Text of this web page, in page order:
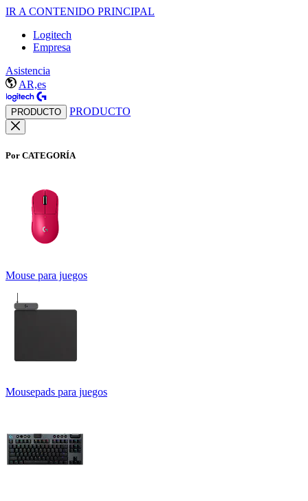
IR A CONTENIDO PRINCIPAL
Logitech
Empresa
Asistencia
AR,es
PRODUCTO PRODUCTO
Por CATEGORÍA
Mouse para juegos
Mousepads para juegos